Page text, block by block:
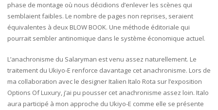
phase de montage où nous décidions d’enlever les scènes qui
semblaient faibles. Le nombre de pages non reprises, seraient
équivalentes à deux BLOW BOOK. Une méthode éditoriale qui
pourrait sembler antinomique dans le système économique actuel.
L’anachronisme du Salaryman est venu assez naturellement. Le
traitement du Ukiyo-E renforce davantage cet anachronisme. Lors de
ma collaboration avec le designer Italien Italo Rota sur l’exposition
Options Of Luxury, j’ai pu pousser cet anachronisme assez loin. Italo
aura participé à mon approche du Ukiyo-E comme elle se présente